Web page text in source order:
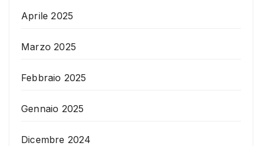
Aprile 2025
Marzo 2025
Febbraio 2025
Gennaio 2025
Dicembre 2024